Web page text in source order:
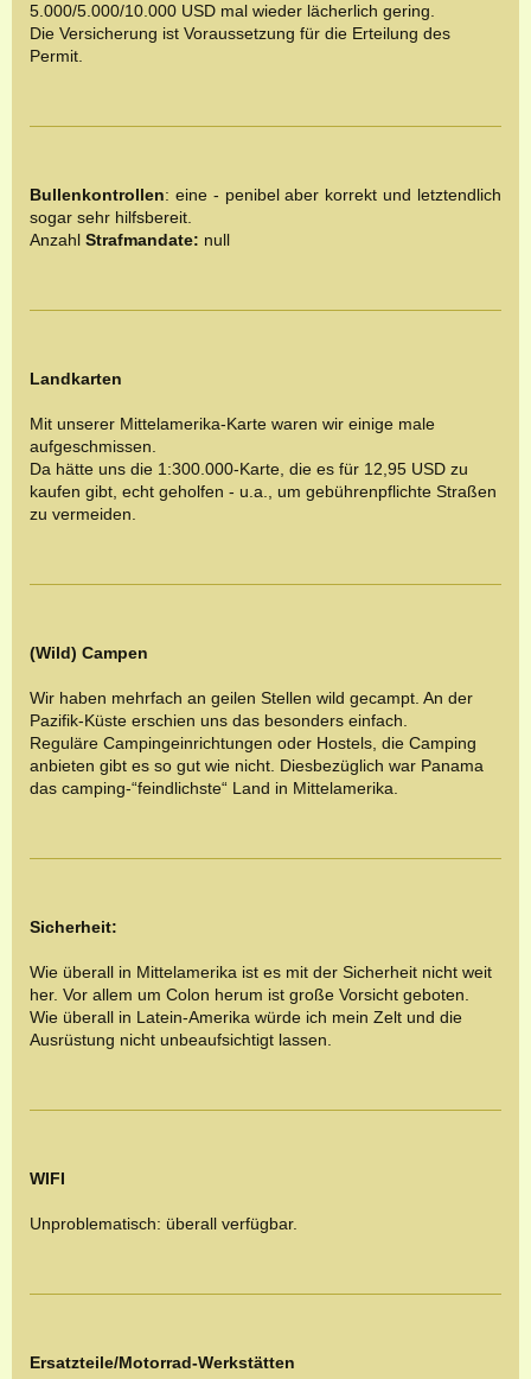
5.000/5.000/10.000 USD mal wieder lächerlich gering.
Die Versicherung ist Voraussetzung für die Erteilung des
Permit.
Bullenkontrollen: eine - penibel aber korrekt und letztendlich
sogar sehr hilfsbereit.
Anzahl Strafmandate: null
Landkarten
Mit unserer Mittelamerika-Karte waren wir einige male
aufgeschmissen.
Da hätte uns die 1:300.000-Karte, die es für 12,95 USD zu
kaufen gibt, echt geholfen - u.a., um gebührenpflichte Straßen
zu vermeiden.
(Wild) Campen
Wir haben mehrfach an geilen Stellen wild gecampt. An der
Pazifik-Küste erschien uns das besonders einfach.
Reguläre Campingeinrichtungen oder Hostels, die Camping
anbieten gibt es so gut wie nicht. Diesbezüglich war Panama
das camping-“feindlichste“ Land in Mittelamerika.
Sicherheit:
Wie überall in Mittelamerika ist es mit der Sicherheit nicht weit
her. Vor allem um Colon herum ist große Vorsicht geboten.
Wie überall in Latein-Amerika würde ich mein Zelt und die
Ausrüstung nicht unbeaufsichtigt lassen.
WIFI
Unproblematisch: überall verfügbar.
Ersatzteile/Motorrad-Werkstätten